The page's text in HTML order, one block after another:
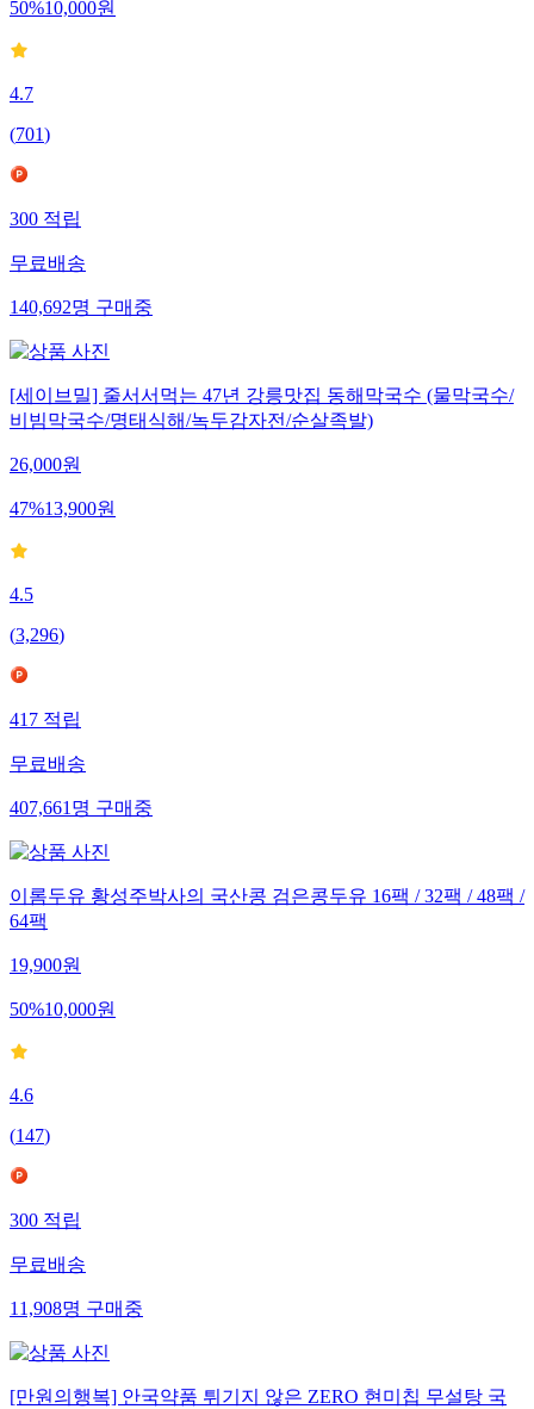
50%10,000원
4.7
(701)
300적립
무료배송
140,692명구매중
[세이브밀] 줄서서먹는 47년 강릉맛집 동해막국수 (물막국수/
비빔막국수/명태식해/녹두감자전/순살족발)
26,000원
47%13,900원
4.5
(3,296)
417적립
무료배송
407,661명구매중
이롬두유 황성주박사의 국산콩 검은콩두유 16팩 / 32팩 / 48팩 /
64팩
19,900원
50%10,000원
4.6
(147)
300적립
무료배송
11,908명구매중
[만원의행복] 안국약품 튀기지 않은 ZERO 현미칩 무설탕 국